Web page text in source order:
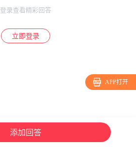
登录查看精彩回答
立即登录
添加回答
APP打开